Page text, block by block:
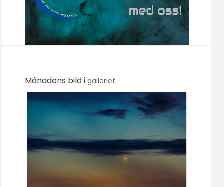
Månadens bild i galleriet